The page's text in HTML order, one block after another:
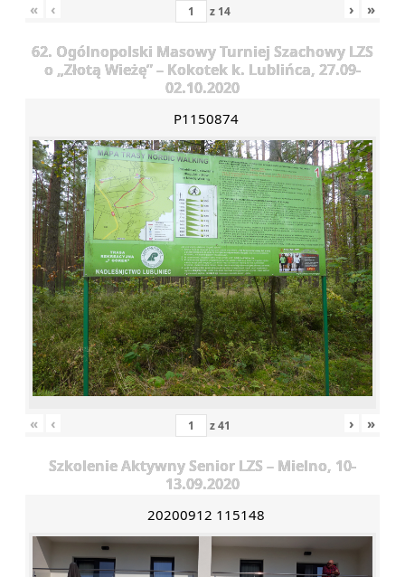
« ‹ z 14 › »
62. Ogólnopolski Masowy Turniej Szachowy LZS
o „Złotą Wieżę” – Kokotek k. Lublińca, 27.09-
02.10.2020
P1150874
« ‹ z41 › »
Szkolenie Aktywny Senior LZS – Mielno, 10-
13.09.2020
20200912 115148